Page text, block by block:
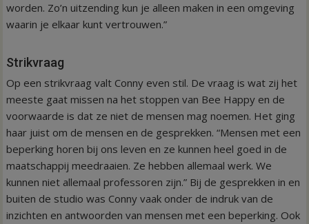
worden. Zo’n uitzending kun je alleen maken in een omgeving
waarin je elkaar kunt vertrouwen.”
Strikvraag
Op een strikvraag valt Conny even stil. De vraag is wat zij het
meeste gaat missen na het stoppen van Bee Happy en de
voorwaarde is dat ze niet de mensen mag noemen. Het ging
haar juist om de mensen en de gesprekken. “Mensen met een
beperking horen bij ons leven en ze kunnen heel goed in de
maatschappij meedraaien. Ze hebben allemaal werk. We
kunnen niet allemaal professoren zijn.” Bij de gesprekken in en
buiten de studio was Conny vaak onder de indruk van de
inzichten en antwoorden van mensen met een beperking. Ook